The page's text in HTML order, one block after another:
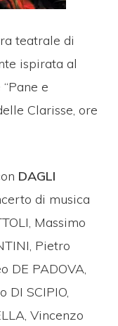
teatrale di
ispirata al
e
Clarisse, ore
DAGLI
di musica
Massimo
Pietro
DE PADOVA,
DI SCIPIO,
Vincenzo